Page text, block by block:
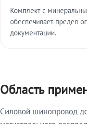
Комплект с
обеспечивает предел
документации.
Область
Силовой шинопровод